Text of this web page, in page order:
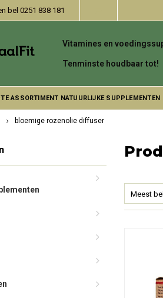
bel 0251 838 181
Vitamines en
Tenminste houdbaar tot!
ASSORTIMENT NATUURLIJKE SUPPLEMENTEN
bloemige rozenolie diffuser
Meest